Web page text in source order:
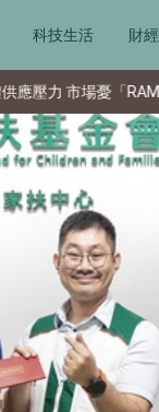
科技生活 財
至2027年